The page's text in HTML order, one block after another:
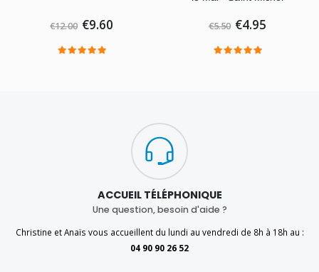
€12.00 €9.60 €5.50 €4.95
ACCUEIL TÉLÉPHONIQUE
Une question, besoin d'aide ?
Christine et Anaïs vous accueillent du lundi au vendredi de 8h à 18h au :
04 90 90 26 52